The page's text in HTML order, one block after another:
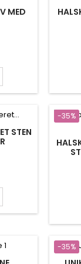
MED
STEN
-35%
-35%